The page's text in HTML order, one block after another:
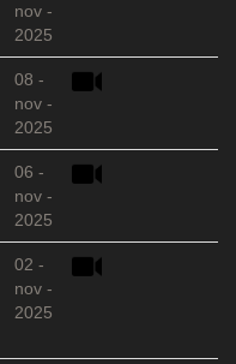
nov -
2025
08 -
nov -
2025
06 -
nov -
2025
02 -
nov -
2025